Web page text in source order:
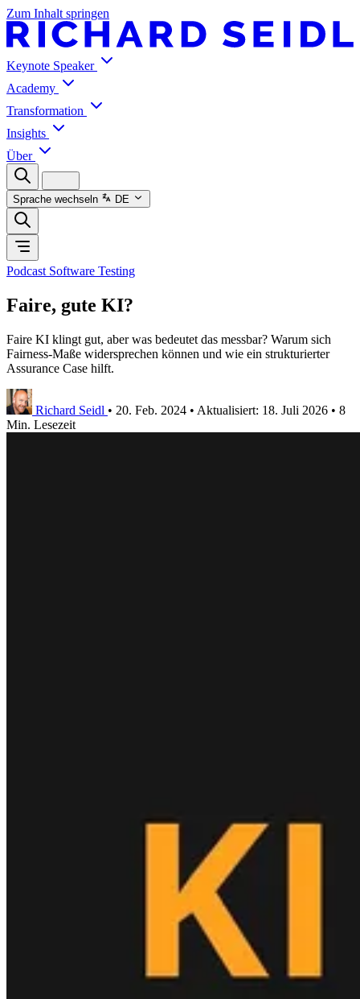
Zum Inhalt springen
Keynote Speaker
Academy
Transformation
Insights
Über
Sprache wechseln DE
Podcast Software Testing
Faire, gute KI?
Faire KI klingt gut, aber was bedeutet das messbar? Warum sich
Fairness-Maße widersprechen können und wie ein strukturierter
Assurance Case hilft.
Richard Seidl • 20. Feb. 2024 • Aktualisiert: 18. Juli 2026 • 8
Min. Lesezeit